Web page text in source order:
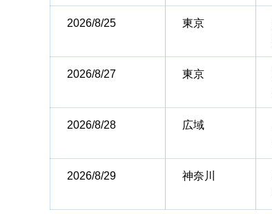
2026/8/25 東京
2026/8/27 東京
2026/8/28 広域
2026/8/29 神奈川